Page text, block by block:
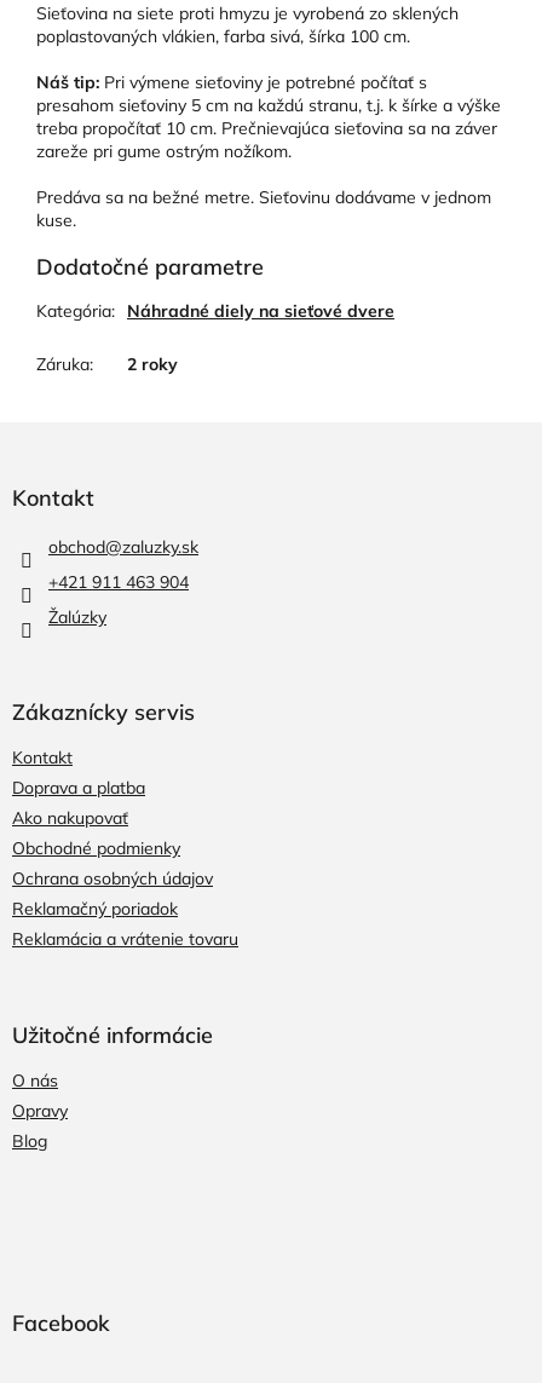
Sieťovina na siete proti hmyzu je vyrobená zo sklených
poplastovaných vlákien, farba sivá, šírka 100 cm.
Náš tip: Pri výmene sieťoviny je potrebné počítať s
presahom sieťoviny 5 cm na každú stranu, t.j. k šírke a výške
treba propočítať 10 cm. Prečnievajúca sieťovina sa na záver
zareže pri gume ostrým nožíkom.
Predáva sa na bežné metre. Sieťovinu dodávame v jednom
kuse.
Dodatočné parametre
Kategória: Náhradné diely na sieťové dvere
Záruka: 2 roky
Kontakt
obchod@zaluzky.sk
+421 911 463 904
Žalúzky
Zákaznícky servis
Kontakt
Doprava a platba
Ako nakupovať
Obchodné podmienky
Ochrana osobných údajov
Reklamačný poriadok
Reklamácia a vrátenie tovaru
Užitočné informácie
O nás
Opravy
Blog
Facebook